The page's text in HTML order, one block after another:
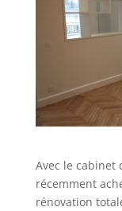
Avec le cabinet
récemment
rénovation